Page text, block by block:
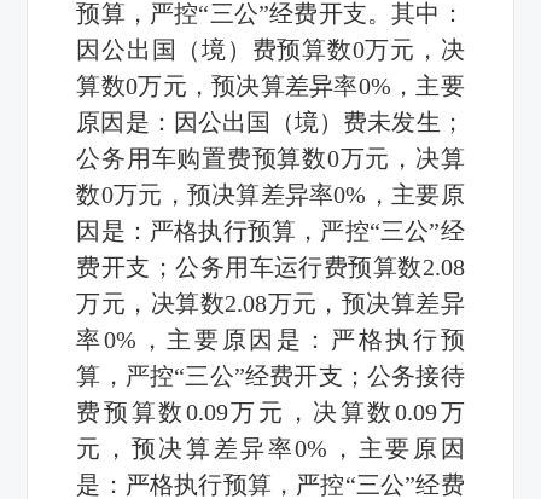
预算，严控“三公”经费开支。其中：
因公出国（境）费预算数0万元，决
算数0万元，预决算差异率0%，主要
原因是：因公出国（境）费未发生；
公务用车购置费预算数0万元，决算
数0万元，预决算差异率0%，主要原
因是：严格执行预算，严控“三公”经
费开支；公务用车运行费预算数2.08
万元，决算数2.08万元，预决算差异
率0%，主要原因是：严格执行预
算，严控“三公”经费开支；公务接待
费预算数0.09万元，决算数0.09万
元，预决算差异率0%，主要原因
是：严格执行预算，严控“三公”经费